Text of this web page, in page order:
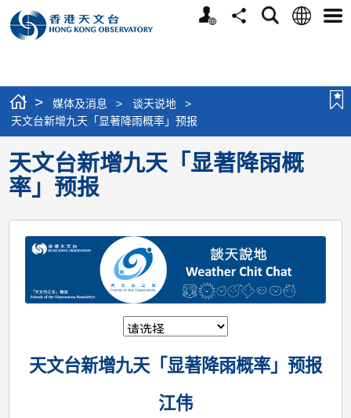
个
分
搜
语
选
> 媒体及消息 > 谈天说地
>
天文台新增九天「显著降雨概率」预报
天文台新增九天「显著降雨概
率」预报
天文台新增九天「显著降雨概率」预报
江伟